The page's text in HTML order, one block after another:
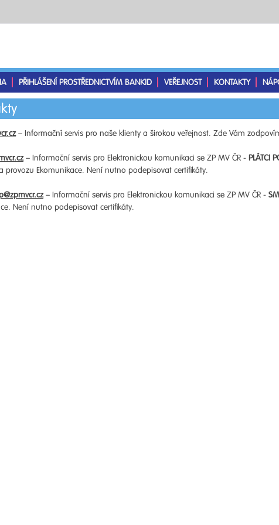
PŘIHLÁŠENÍ PROSTŘEDNICTVÍM BANKID VEŘEJNOST KONTAKTY
– Informační servis pro naše klienty a širokou veřejnost. Zde Vám
– Informační servis pro Elektronickou komunikaci se ZP MV ČR - PLÁTCI
provozu Ekomunikace. Není nutno podepisovat certifikáty.
– Informační servis pro Elektronickou komunikaci se ZP MV ČR -
Není nutno podepisovat certifikáty.